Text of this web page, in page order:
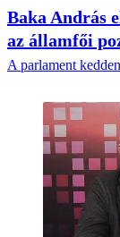
Baka András
az államfői
A parlament